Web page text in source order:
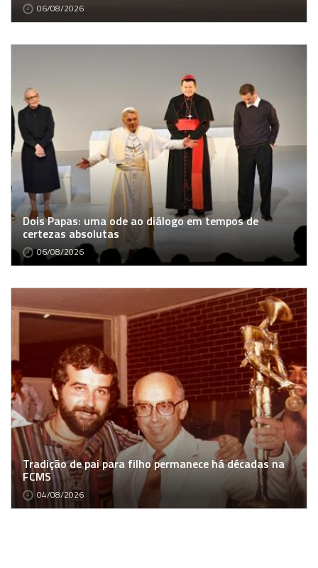
06/08/2026
Dois Papas: uma ode ao diálogo em tempos de
certezas absolutas
06/08/2026
Tradição de pai para filho permanece há décadas na
FCMS
04/08/2026